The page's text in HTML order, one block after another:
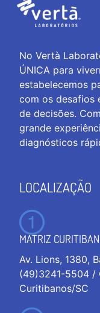
No Vertà
ÚNICA para
estabelecemos
com os desafios
de decisões.
grande
diagnósticos
LOCALIZAÇÃO
MATRIZ
Av. Lions, 1380,
(49)3241-5504 /
Curitibanos/SC